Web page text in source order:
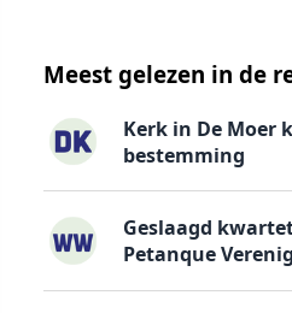
Meest gelezen in de
Kerk in De Moer
bestemming
Geslaagd
Petanque